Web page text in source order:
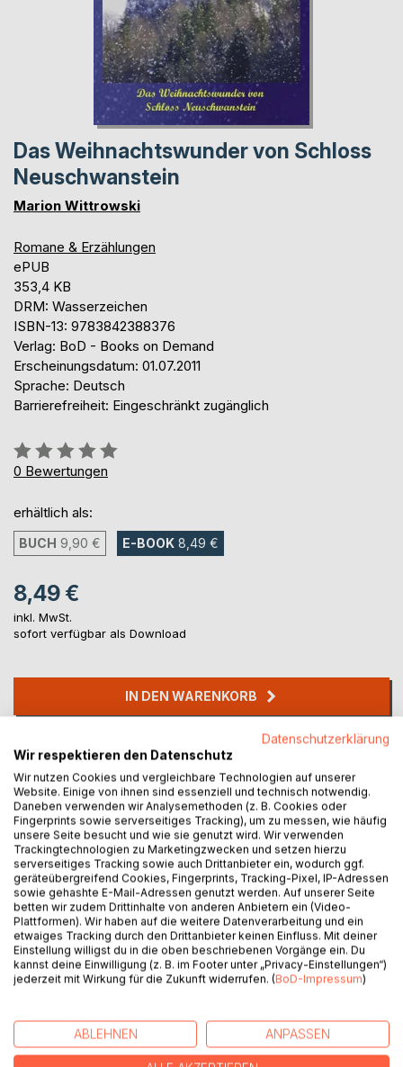
Das Weihnachtswunder von Schloss
Neuschwanstein
Marion Wittrowski
Romane & Erzählungen
ePUB
353,4 KB
DRM: Wasserzeichen
ISBN-13: 9783842388376
Verlag: BoD - Books on Demand
Erscheinungsdatum: 01.07.2011
Sprache: Deutsch
Barrierefreiheit: Eingeschränkt zugänglich
Bewertung::
0%
0 Bewertungen
erhältlich als:
BUCH 9,90 € E-BOOK 8,49 €
8,49 €
inkl. MwSt.
sofort verfügbar als Download
IN DEN WARENKORB
Auf die Merkliste
Titel bewerten
BESCHREIBUNG
Hier handelt es sich um eine ergreifende
Weihnachtsgeschichte. Das Hausmeister Ehepaar von
Kindern, an. Doch in diesem einen Jahr kommt alles anders,
es läuft nicht so problemlos wie sonst.
Datenschutzerklärung
Wir respektieren den Datenschutz
Wir nutzen Cookies und vergleichbare Technologien auf unserer
Website. Einige von ihnen sind essenziell und technisch notwendig.
Daneben verwenden wir Analysemethoden (z. B. Cookies oder
Fingerprints sowie serverseitiges Tracking), um zu messen, wie häufig
unsere Seite besucht und wie sie genutzt wird. Wir verwenden
Trackingtechnologien zu Marketingzwecken und setzen hierzu
serverseitiges Tracking sowie auch Drittanbieter ein, wodurch ggf.
geräteübergreifend Cookies, Fingerprints, Tracking-Pixel, IP-Adressen
sowie gehashte E-Mail-Adressen genutzt werden. Auf unserer Seite
betten wir zudem Drittinhalte von anderen Anbietern ein (Video-
Plattformen). Wir haben auf die weitere Datenverarbeitung und ein
etwaiges Tracking durch den Drittanbieter keinen Einfluss. Mit deiner
Einstellung willigst du in die oben beschriebenen Vorgänge ein. Du
kannst deine Einwilligung (z. B. im Footer unter „Privacy-Einstellungen“)
jederzeit mit Wirkung für die Zukunft widerrufen. (BoD-Impressum)
ABLEHNEN ANPASSEN